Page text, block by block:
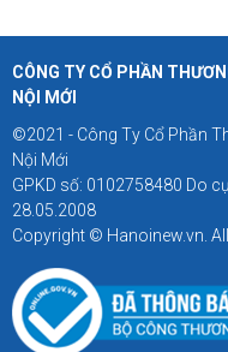
CÔNG TY CỔ PHẦN
NỘI MỚI
©2021 - Công Ty Cổ Phần
Nội Mới
GPKD số: 0102758480 Do
28.05.2008
Copyright © Hanoinew.vn.